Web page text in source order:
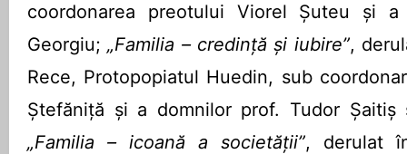
coordonarea preotului Viorel Șuteu și
Georgiu; „Familia – credință și iubire”,
Rece, Protopopiatul Huedin, sub
Ștefăniță și a domnilor prof. Tudor Șaitiș
„Familia – icoană a societății”, derulat